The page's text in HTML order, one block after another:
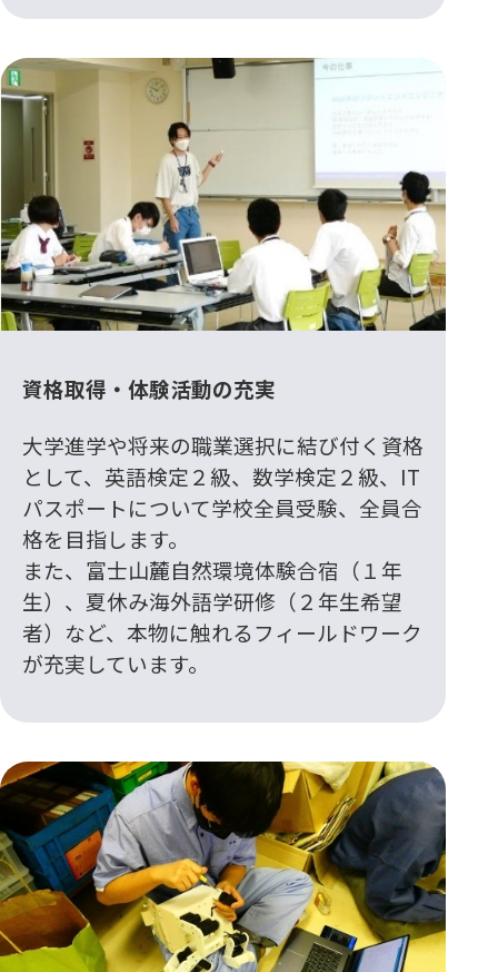
資格取得・体験活動の充実
大学進学や将来の職業選択に結び付く資格
として、英語検定２級、数学検定２級、IT
パスポートについて学校全員受験、全員合
格を目指します。
また、富士山麓自然環境体験合宿（１年
生）、夏休み海外語学研修（２年生希望
者）など、本物に触れるフィールドワーク
が充実しています。